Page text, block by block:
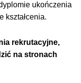
ukończenia
kształcenia.
rekrutacyjne,
na stronach